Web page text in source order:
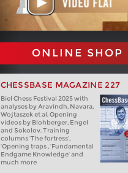
ONLINE SHOP
CHESSBASE MAGAZINE 227
Biel Chess Festival 2025 with
analyses by Aravindh, Navara,
Wojtaszek et al. Opening
videos by Blohberger, Engel
and Sokolov. Training
columns ‘The fortress’,
‘Opening traps , ‘Fundamental
Endgame Knowledge’ and
much more